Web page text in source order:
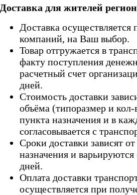
Доставка для жителей
Доставка
компаний, на Ваш выбор.
Товар отгружается в
факту поступления
расчетный счет
дней.
Стоимость доставки
объёма (типоразмер и кол-
пункта назначения и в
согласовывается с
Сроки доставки зависят
назначения и
дней.
Оплата доставки
осуществляется при